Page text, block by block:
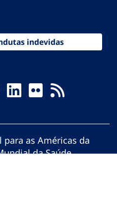
indevidas
as Américas da
da Saúde